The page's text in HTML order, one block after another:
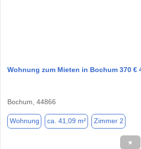
Wohnung zum Mieten in Bochum 370 €
Bochum, 44866
Wohnung ca. 41,09 m² Zimmer 2
★